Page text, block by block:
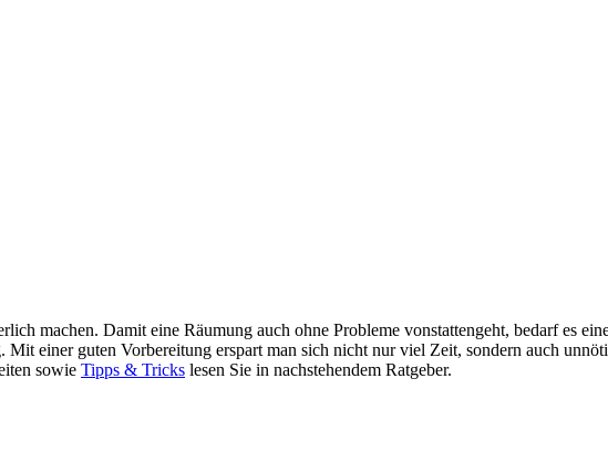
machen. Damit eine Räumung auch ohne Probleme vonstattengeht, bedarf es
einer guten Vorbereitung erspart man sich nicht nur viel Zeit, sondern auch
sowie Tipps & Tricks lesen Sie in nachstehendem Ratgeber.